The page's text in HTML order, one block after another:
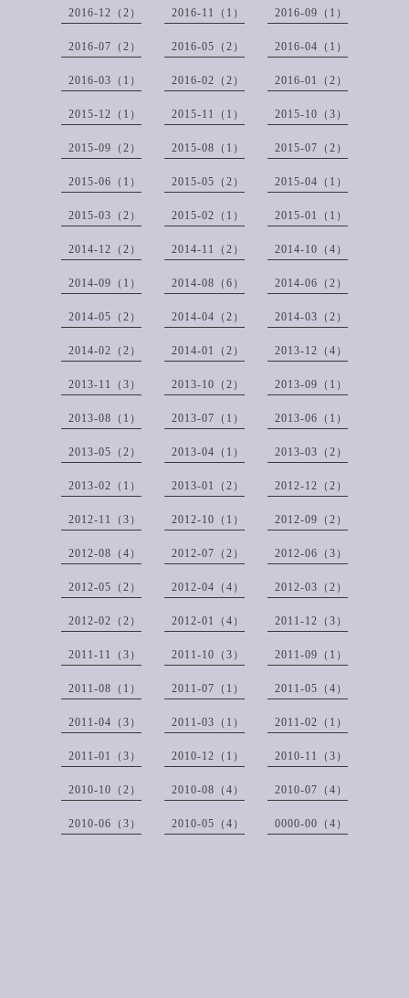
2016-12（2） 2016-11（1） 2016-09（1）
2016-07（2） 2016-05（2） 2016-04（1）
2016-03（1） 2016-02（2） 2016-01（2）
2015-12（1） 2015-11（1） 2015-10（3）
2015-09（2） 2015-08（1） 2015-07（2）
2015-06（1） 2015-05（2） 2015-04（1）
2015-03（2） 2015-02（1） 2015-01（1）
2014-12（2） 2014-11（2） 2014-10（4）
2014-09（1） 2014-08（6） 2014-06（2）
2014-05（2） 2014-04（2） 2014-03（2）
2014-02（2） 2014-01（2） 2013-12（4）
2013-11（3） 2013-10（2） 2013-09（1）
2013-08（1） 2013-07（1） 2013-06（1）
2013-05（2） 2013-04（1） 2013-03（2）
2013-02（1） 2013-01（2） 2012-12（2）
2012-11（3） 2012-10（1） 2012-09（2）
2012-08（4） 2012-07（2） 2012-06（3）
2012-05（2） 2012-04（4） 2012-03（2）
2012-02（2） 2012-01（4） 2011-12（3）
2011-11（3） 2011-10（3） 2011-09（1）
2011-08（1） 2011-07（1） 2011-05（4）
2011-04（3） 2011-03（1） 2011-02（1）
2011-01（3） 2010-12（1） 2010-11（3）
2010-10（2） 2010-08（4） 2010-07（4）
2010-06（3） 2010-05（4） 0000-00（4）